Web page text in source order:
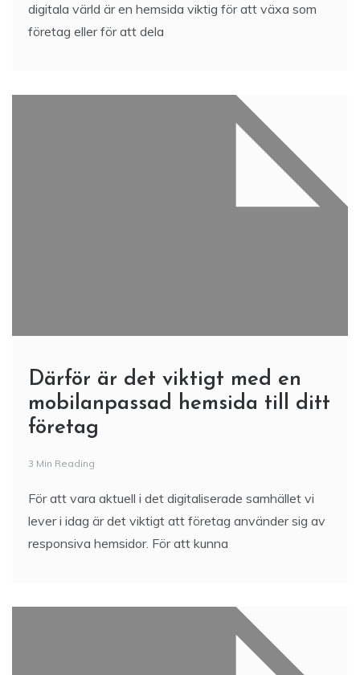
digitala värld är en hemsida viktig för att växa som
företag eller för att dela
Därför är det viktigt med en
mobilanpassad hemsida till ditt
företag
3 Min Reading
För att vara aktuell i det digitaliserade samhället vi
lever i idag är det viktigt att företag använder sig av
responsiva hemsidor. För att kunna